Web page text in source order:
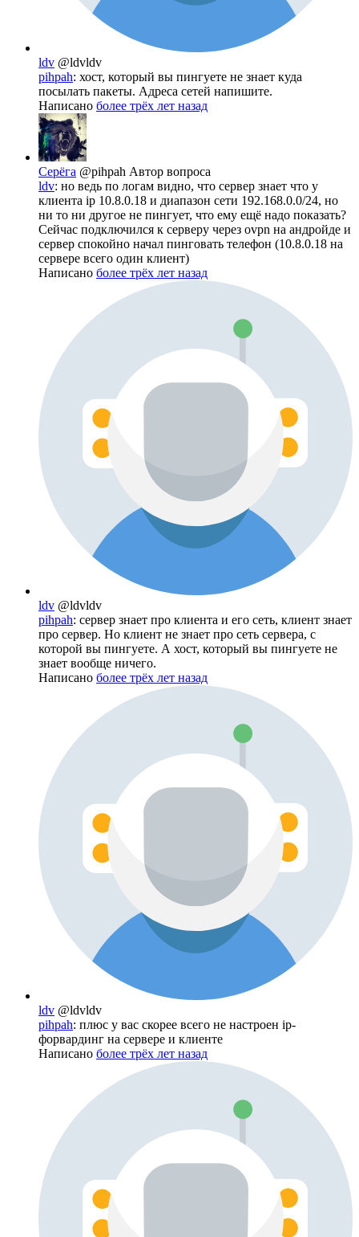
ldv @ldvldv
pihpah: хост, который вы пингуете не знает куда
посылать пакеты. Адреса сетей напишите.
Написано более трёх лет назад
Серёга @pihpah Автор вопроса
ldv: но ведь по логам видно, что сервер знает что у
клиента ip 10.8.0.18 и диапазон сети 192.168.0.0/24, но
ни то ни другое не пингует, что ему ещё надо показать?
Сейчас подключился к серверу через ovpn на андройде и
сервер спокойно начал пинговать телефон (10.8.0.18 на
сервере всего один клиент)
Написано более трёх лет назад
ldv @ldvldv
pihpah: сервер знает про клиента и его сеть, клиент знает
про сервер. Но клиент не знает про сеть сервера, с
которой вы пингуете. А хост, который вы пингуете не
знает вообще ничего.
Написано более трёх лет назад
ldv @ldvldv
pihpah: плюс у вас скорее всего не настроен ip-
форвардинг на сервере и клиенте
Написано более трёх лет назад